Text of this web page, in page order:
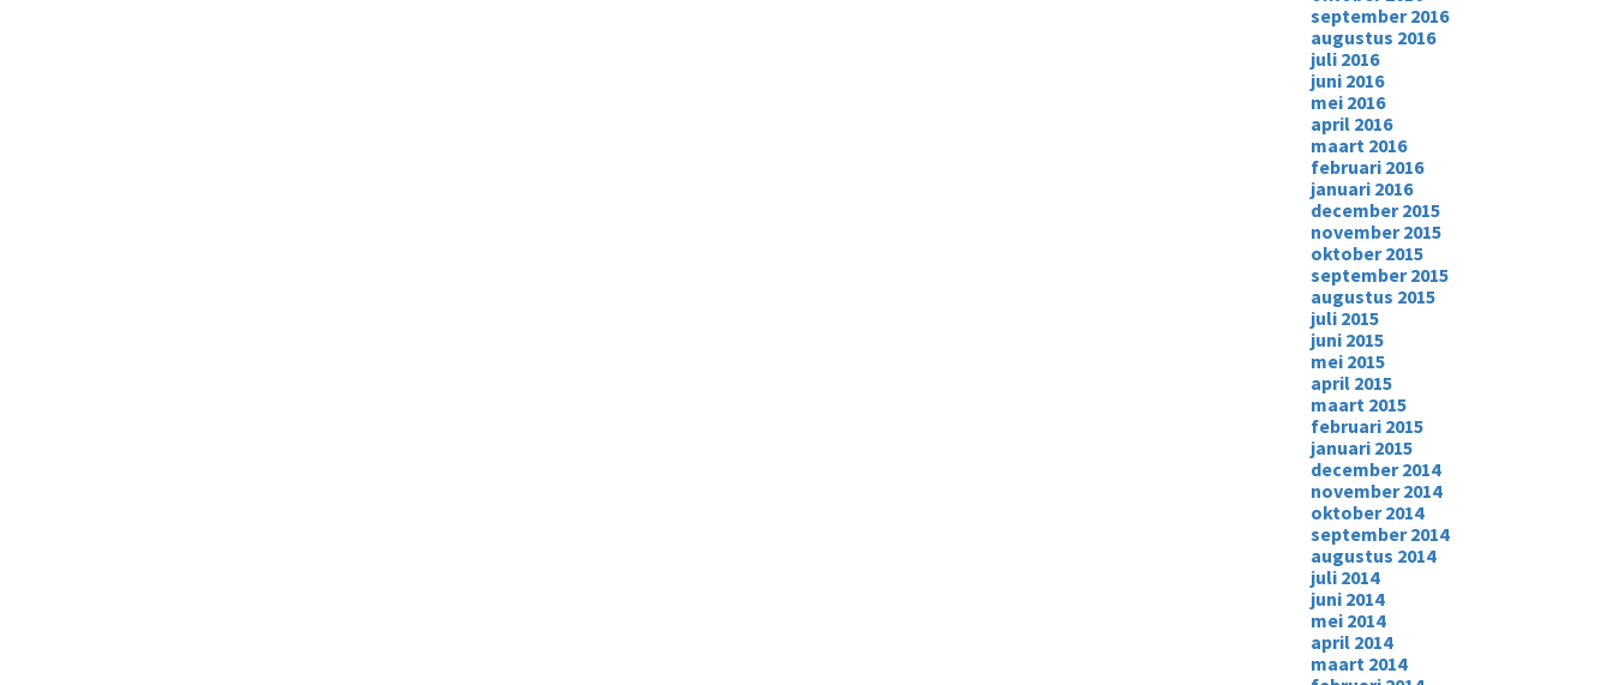
september 2016
augustus 2016
juli 2016
juni 2016
mei 2016
april 2016
maart 2016
februari 2016
januari 2016
december 2015
november 2015
oktober 2015
september 2015
augustus 2015
juli 2015
juni 2015
mei 2015
april 2015
maart 2015
februari 2015
januari 2015
december 2014
november 2014
oktober 2014
september 2014
augustus 2014
juli 2014
juni 2014
mei 2014
april 2014
maart 2014